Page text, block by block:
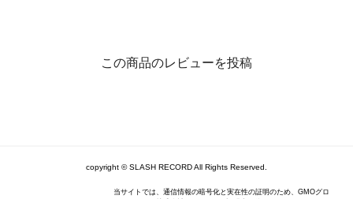
この商品のレビューを投稿
copyright © SLASH RECORD All Rights Reserved.
当サイトでは、通信情報の暗号化と実在性の証明のため、GMOグロ